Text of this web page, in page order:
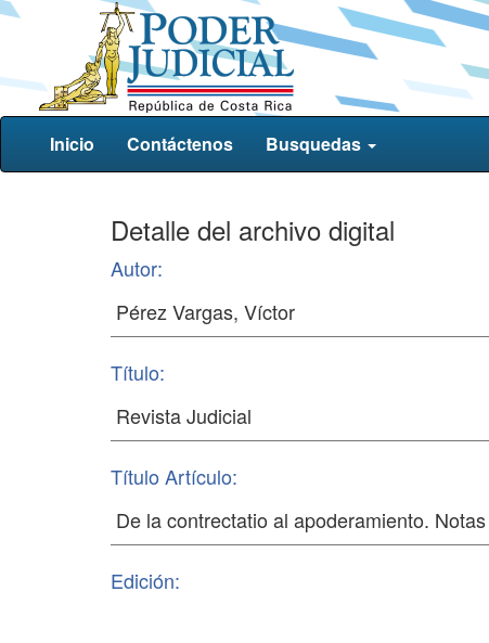
Inicio Contáctenos Busquedas
Detalle del archivo digital
Autor:
Título:
Título Artículo:
Edición: